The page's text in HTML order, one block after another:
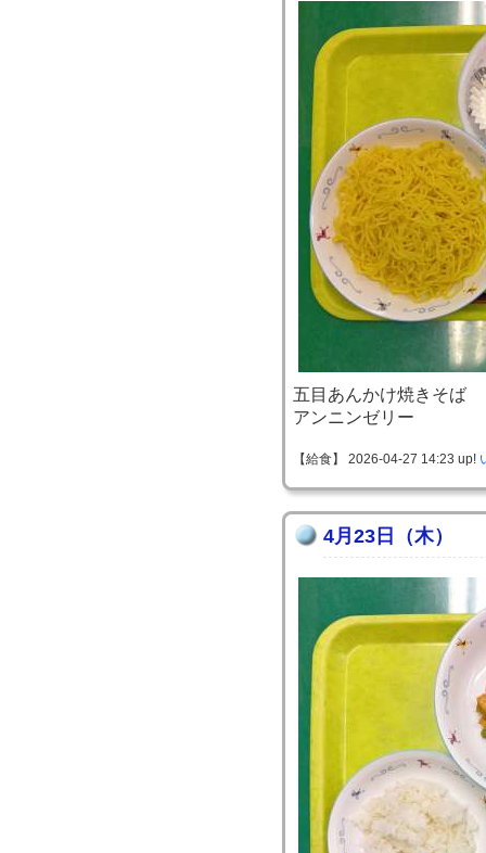
五目あんかけ焼きそば
アンニンゼリー
【給食】 2026-04-27 14:23 up!
4月23日（木）